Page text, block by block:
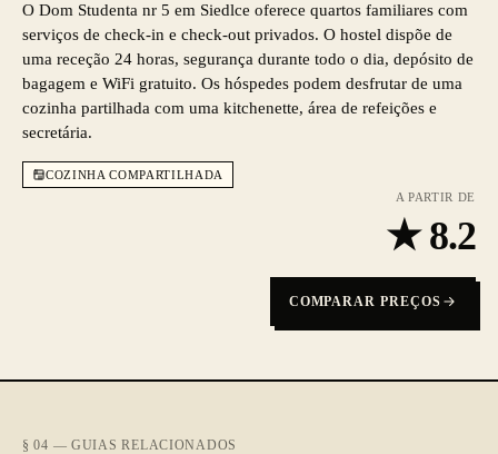
O Dom Studenta nr 5 em Siedlce oferece quartos familiares com
serviços de check-in e check-out privados. O hostel dispõe de
uma receção 24 horas, segurança durante todo o dia, depósito de
bagagem e WiFi gratuito. Os hóspedes podem desfrutar de uma
cozinha partilhada com uma kitchenette, área de refeições e
secretária.
COZINHA COMPARTILHADA
A PARTIR DE
★8.2
COMPARAR PREÇOS
§ 04 — GUIAS RELACIONADOS